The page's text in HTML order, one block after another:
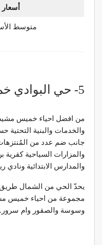
متوسط الأسعار
5- حي البوادي خميس مشيط
من افضل احياء خميس
والخدمات والبنية التحتية
جانب ضم عدد من المُنتزهات
والمزارات السياحية
والمدارس الابتدائية ونادي
يحدّ الحي من الشمال
مجموعة من احياء خميس
وسوسة والصقور وام سرور.